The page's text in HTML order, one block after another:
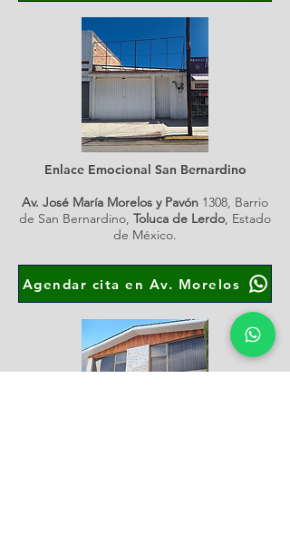
Enlace Emocional San Bernardino
Av. José María Morelos y Pavón 1308, Barrio
de San Bernardino, Toluca de Lerdo, Estado
de México.
Agendar cita en Av. Morelos